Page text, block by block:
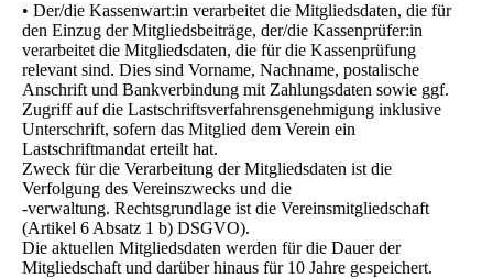
• Der/die Kassenwart:in verarbeitet die Mitgliedsdaten, die für
den Einzug der Mitgliedsbeiträge, der/die Kassenprüfer:in
verarbeitet die Mitgliedsdaten, die für die Kassenprüfung
relevant sind. Dies sind Vorname, Nachname, postalische
Anschrift und Bankverbindung mit Zahlungsdaten sowie ggf.
Zugriff auf die Lastschriftsverfahrensgenehmigung inklusive
Unterschrift, sofern das Mitglied dem Verein ein
Lastschriftmandat erteilt hat.
Zweck für die Verarbeitung der Mitgliedsdaten ist die
Verfolgung des Vereinszwecks und die
-verwaltung. Rechtsgrundlage ist die Vereinsmitgliedschaft
(Artikel 6 Absatz 1 b) DSGVO).
Die aktuellen Mitgliedsdaten werden für die Dauer der
Mitgliedschaft und darüber hinaus für 10 Jahre gespeichert.